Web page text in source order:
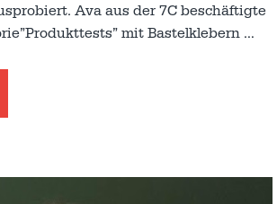
Ava aus der 7C beschäftigte
mit Bastelklebern …